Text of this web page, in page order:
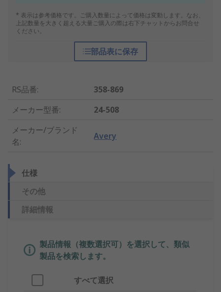
* 表示は参考価格です。ご購入数量によって価格は変動します。なお、
上記数量を大きく超える大量ご購入の際は右下チャットからお問合せ
ください。
部品表に保存
RS品番:
358-869
メーカー型番:
24-508
メーカー/ブランド
名:
Avery
仕様
その他
詳細情報
製品情報（複数選択可）を選択して、類似
製品を検索します。
すべて選択